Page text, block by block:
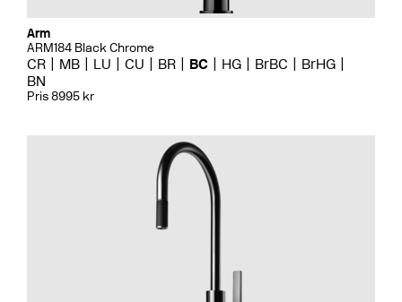
Arm
ARM184 Black Chrome
CR MB LU CU BR BC HG BrBC
BrHG
BN
Pris 8995 kr